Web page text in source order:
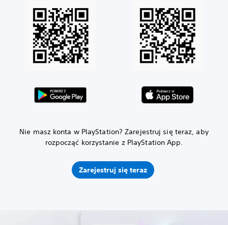
Nie masz konta w PlayStation? Zarejestruj się teraz, aby
rozpocząć korzystanie z PlayStation App.
Zarejestruj się teraz